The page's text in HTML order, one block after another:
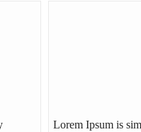
Lorem Ipsum is